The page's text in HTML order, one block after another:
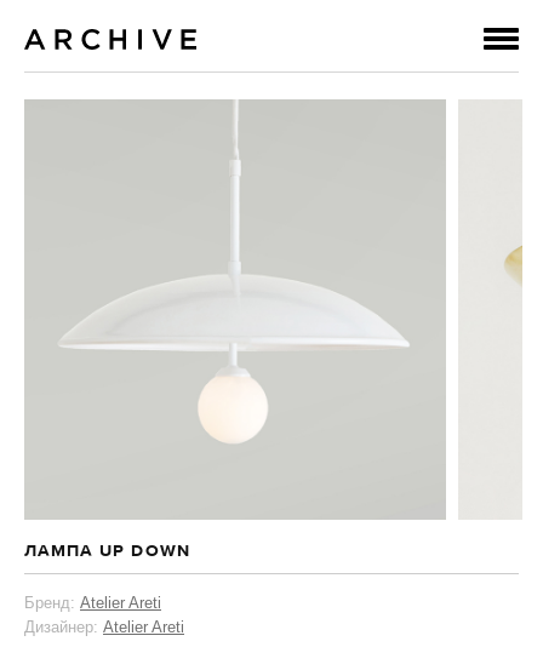
ЛАМПА UP DOWN
Бренд: Atelier Areti
Дизайнер: Atelier Areti